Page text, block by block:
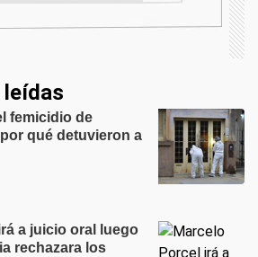
femicidio de
qué detuvieron a
a juicio oral luego
rechazara los